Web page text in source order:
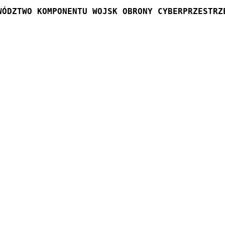
KOMPONENTU WOJSK OBRONY